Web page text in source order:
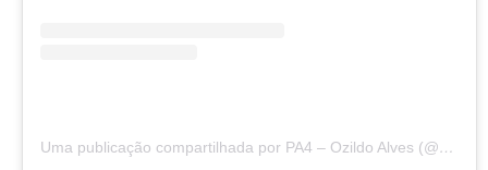
Uma publicação compartilhada por PA4 – Ozildo Alves (@sitepa4)